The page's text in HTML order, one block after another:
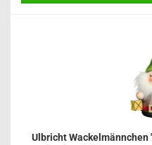
Ulbricht Wackelmännchen